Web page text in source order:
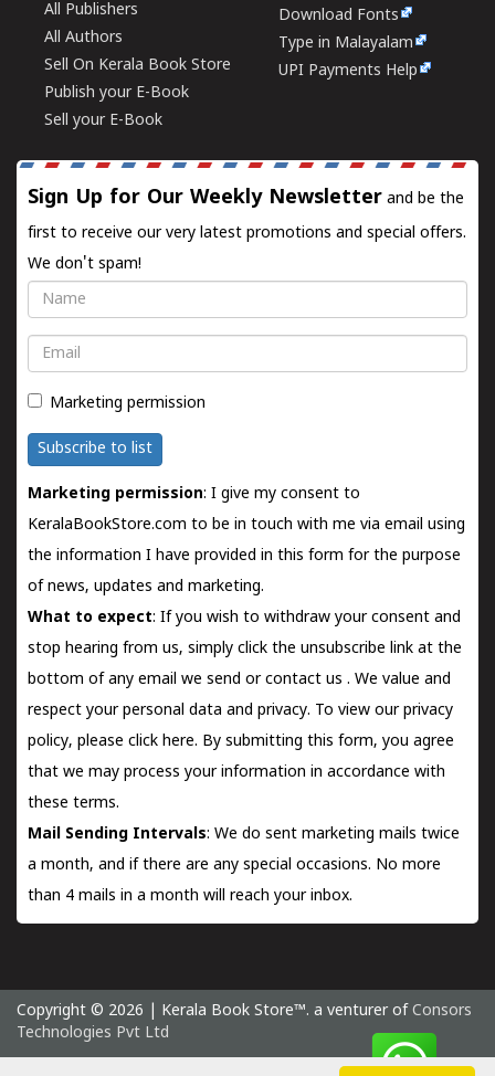
All Publishers
All Authors
Sell On Kerala Book Store
Publish your E-Book
Sell your E-Book
Download Fonts
Type in Malayalam
UPI Payments Help
Sign Up for Our Weekly Newsletter and be the
first to receive our very latest promotions and special offers.
We don't spam!
Name
Email
Marketing permission
Subscribe to list
Marketing permission: I give my consent to
KeralaBookStore.com to be in touch with me via email using
the information I have provided in this form for the purpose
of news, updates and marketing.
What to expect: If you wish to withdraw your consent and
stop hearing from us, simply click the unsubscribe link at the
bottom of any email we send orcontact us . We value and
respect your personal data and privacy. To view our privacy
policy, please click here. By submitting this form, you agree
that we may process your information in accordance with
these terms.
Mail Sending Intervals: We do sent marketing mails twice
a month, and if there are any special occasions. No more
than 4 mails in a month will reach your inbox.
Copyright © 2026 | Kerala Book Store™. a venturer of Consors
Technologies Pvt Ltd